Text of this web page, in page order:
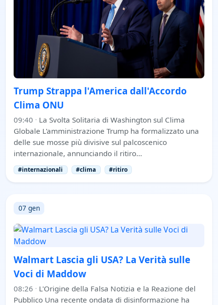
Trump Strappa l'America dall'Accordo
Clima ONU
09:40 · La Svolta Solitaria di Washington sul Clima
Globale L'amministrazione Trump ha formalizzato una
delle sue mosse più divisive sul palcoscenico
internazionale, annunciando il ritiro…
#internazionali #clima #ritiro
07 gen
Walmart Lascia gli USA? La Verità sulle
Voci di Maddow
08:26 · L'Origine della Falsa Notizia e la Reazione del
Pubblico Una recente ondata di disinformazione ha